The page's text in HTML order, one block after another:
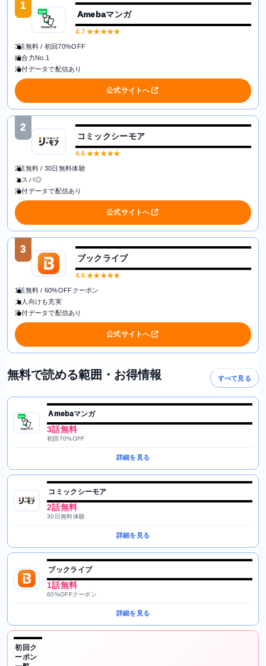
1
Amebaマンガ
4.7★★★★★
3話無料 / 初回70%OFF
総合力No.1
添付データで配信あり
公式サイトへ
2
コミックシーモア
4.6★★★★★
2話無料 / 30日無料体験
コスパ◎
添付データで配信あり
公式サイトへ
3
ブックライブ
4.5★★★★★
1話無料 / 60%OFFクーポン
大人向けも充実
添付データで配信あり
公式サイトへ
無料で読める範囲・お得情報 すべて見る
Amebaマンガ
3話無料
初回70%OFF
詳細を見る
コミックシーモア
2話無料
30日無料体験
詳細を見る
ブックライブ
1話無料
60%OFFクーポン
詳細を見る
初回ク
ーポン